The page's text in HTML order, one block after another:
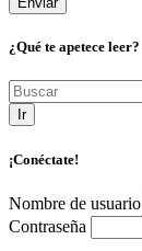
¿Qué te apetece leer?
Ir
¡Conéctate!
Nombre de usuario
Contraseña